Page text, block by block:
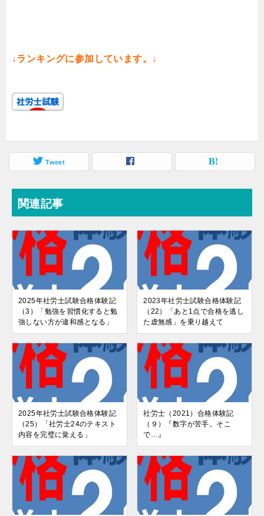
↓ランキングに参加しています。↓
Tweet
関連記事
2025年社労士試験合格体験記
（3）「勉強を習慣化すると勉
強しない方が違和感となる」
2023年社労士試験合格体験記
（22）「あと1点で合格を逃し
た虚無感」を乗り越えて
2025年社労士試験合格体験記
（25）「社労士24のテキスト
内容を完璧に覚える」
社労士（2021）合格体験記
（９）『数字が苦手。そこ
で…』